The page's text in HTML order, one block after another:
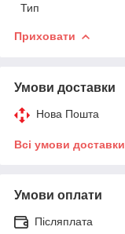
Тип
Приховати
Умови доставки
Нова Пошта
Всі умови доставки
Умови оплати
Післяплата